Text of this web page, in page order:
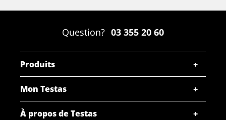
Question? 03 355 20 60
Produits
Mon Testas
À propos de Testas